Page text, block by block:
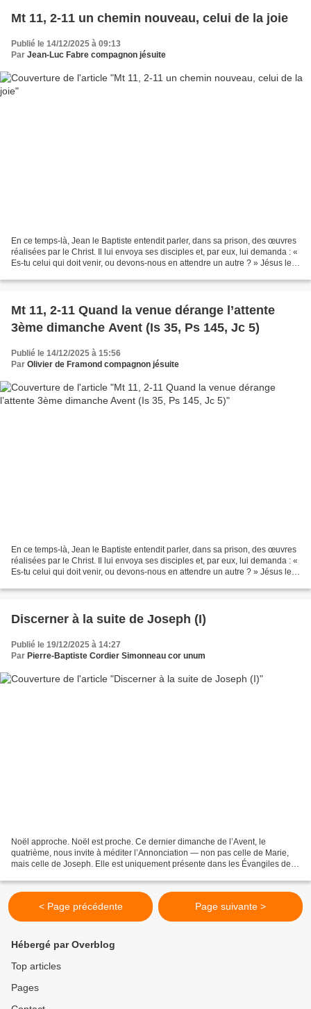
Mt 11, 2-11 un chemin nouveau, celui de la joie
Publié le 14/12/2025 à 09:13
Par Jean-Luc Fabre compagnon jésuite
En ce temps-là, Jean le Baptiste entendit parler, dans sa prison, des œuvres
réalisées par le Christ. Il lui envoya ses disciples et, par eux, lui demanda : «
Es-tu celui qui doit venir, ou devons-nous en attendre un autre ? » Jésus leur
Mt 11, 2-11 Quand la venue dérange l’attente
3ème dimanche Avent (Is 35, Ps 145, Jc 5)
Publié le 14/12/2025 à 15:56
Par Olivier de Framond compagnon jésuite
En ce temps-là, Jean le Baptiste entendit parler, dans sa prison, des œuvres
réalisées par le Christ. Il lui envoya ses disciples et, par eux, lui demanda : «
Es-tu celui qui doit venir, ou devons-nous en attendre un autre ? » Jésus leur
Discerner à la suite de Joseph (I)
Publié le 19/12/2025 à 14:27
Par Pierre-Baptiste Cordier Simonneau cor unum
Noël approche. Noël est proche. Ce dernier dimanche de l’Avent, le
quatrième, nous invite à méditer l’Annonciation — non pas celle de Marie,
mais celle de Joseph. Elle est uniquement présente dans les Évangiles de
< Page précédente Page suivante >
Hébergé par Overblog
Top articles
Pages